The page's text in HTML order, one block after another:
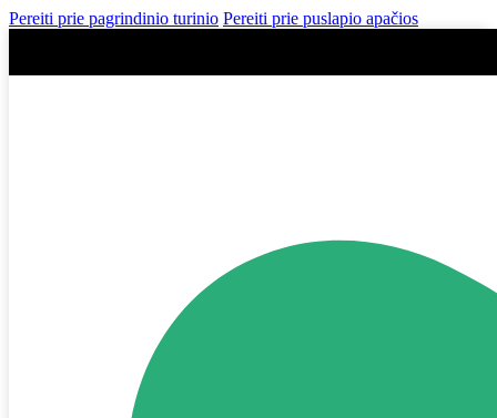
Pereiti prie pagrindinio turinio Pereiti prie puslapio apačios